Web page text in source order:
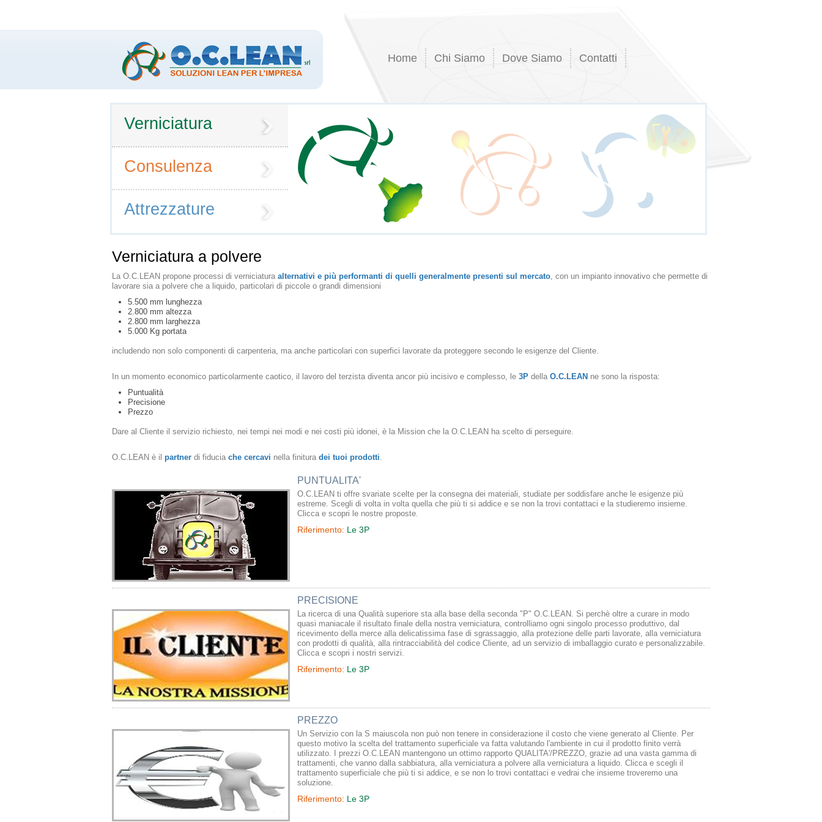
Home Chi Siamo Dove Siamo Contatti
Verniciatura
Consulenza
Attrezzature
Verniciatura a polvere
La O.C.LEAN propone processi di verniciatura alternativi e più performanti di quelli generalmente presenti sul mercato, con un impianto innovativo che permette di
lavorare sia a polvere che a liquido, particolari di piccole o grandi dimensioni
5.500 mm lunghezza
2.800 mm altezza
2.800 mm larghezza
5.000 Kg portata
includendo non solo componenti di carpenteria, ma anche particolari con superfici lavorate da proteggere secondo le esigenze del Cliente.
In un momento economico particolarmente caotico, il lavoro del terzista diventa ancor più incisivo e complesso, le 3P della O.C.LEAN ne sono la risposta:
Puntualità
Precisione
Prezzo
Dare al Cliente il servizio richiesto, nei tempi nei modi e nei costi più idonei, è la Mission che la O.C.LEAN ha scelto di perseguire.
O.C.LEAN è il partner di fiducia che cercavi nella finitura dei tuoi prodotti.
PUNTUALITA'
O.C.LEAN ti offre svariate scelte per la consegna dei materiali, studiate per soddisfare anche le esigenze più
estreme. Scegli di volta in volta quella che più ti si addice e se non la trovi contattaci e la studieremo insieme.
Clicca e scopri le nostre proposte.
Riferimento: Le 3P
PRECISIONE
La ricerca di una Qualità superiore sta alla base della seconda "P" O.C.LEAN. Si perchè oltre a curare in modo
quasi maniacale il risultato finale della nostra verniciatura, controlliamo ogni singolo processo produttivo, dal
ricevimento della merce alla delicatissima fase di sgrassaggio, alla protezione delle parti lavorate, alla verniciatura
con prodotti di qualità, alla rintracciabilità del codice Cliente, ad un servizio di imballaggio curato e personalizzabile.
Clicca e scopri i nostri servizi.
Riferimento: Le 3P
PREZZO
Un Servizio con la S maiuscola non può non tenere in considerazione il costo che viene generato al Cliente. Per
questo motivo la scelta del trattamento superficiale va fatta valutando l'ambiente in cui il prodotto finito verrà
utilizzato. I prezzi O.C.LEAN mantengono un ottimo rapporto QUALITA'/PREZZO, grazie ad una vasta gamma di
trattamenti, che vanno dalla sabbiatura, alla verniciatura a polvere alla verniciatura a liquido. Clicca e scegli il
trattamento superficiale che più ti si addice, e se non lo trovi contattaci e vedrai che insieme troveremo una
soluzione.
Riferimento: Le 3P